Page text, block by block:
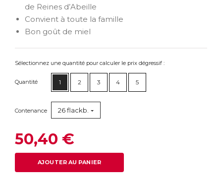
de Reines d’Abeille
Convient à toute la famille
Bon goût de miel
Sélectionnez une quantité pour calculer le prix dégressif :
Quantité 1 2 3 4 5
Contenance 26 flackb.
50,40 €
AJOUTER AU PANIER